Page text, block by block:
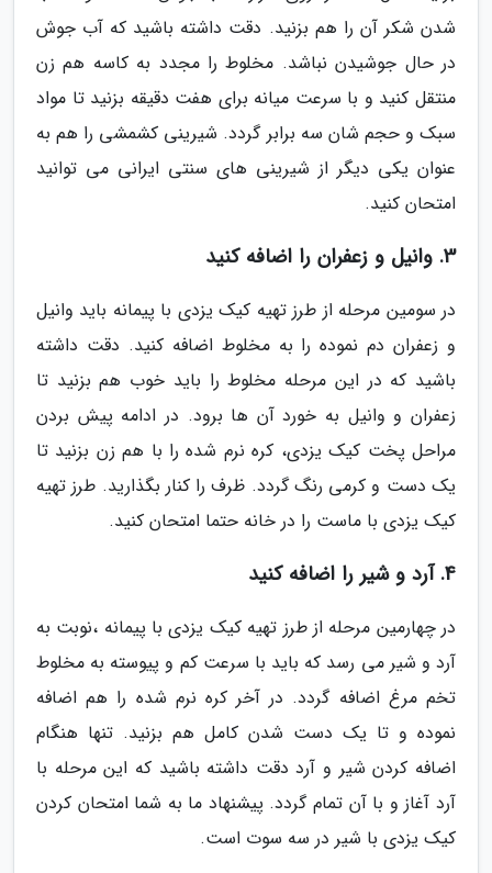
شدن شکر آن را هم بزنید. دقت داشته باشید که آب جوش
در حال جوشیدن نباشد. مخلوط را مجدد به کاسه هم زن
منتقل کنید و با سرعت میانه برای هفت دقیقه بزنید تا مواد
سبک و حجم شان سه برابر گردد. شیرینی کشمشی را هم به
عنوان یکی دیگر از شیرینی های سنتی ایرانی می توانید
امتحان کنید.
3. وانیل و زعفران را اضافه کنید
در سومین مرحله از طرز تهیه کیک یزدی با پیمانه باید وانیل
و زعفران دم نموده را به مخلوط اضافه کنید. دقت داشته
باشید که در این مرحله مخلوط را باید خوب هم بزنید تا
زعفران و وانیل به خورد آن ها برود. در ادامه پیش بردن
مراحل پخت کیک یزدی، کره نرم شده را با هم زن بزنید تا
یک دست و کرمی رنگ گردد. ظرف را کنار بگذارید. طرز تهیه
کیک یزدی با ماست را در خانه حتما امتحان کنید.
4. آرد و شیر را اضافه کنید
در چهارمین مرحله از طرز تهیه کیک یزدی با پیمانه ،نوبت به
آرد و شیر می رسد که باید با سرعت کم و پیوسته به مخلوط
تخم مرغ اضافه گردد. در آخر کره نرم شده را هم اضافه
نموده و تا یک دست شدن کامل هم بزنید. تنها هنگام
اضافه کردن شیر و آرد دقت داشته باشید که این مرحله با
آرد آغاز و با آن تمام گردد. پیشنهاد ما به شما امتحان کردن
کیک یزدی با شیر در سه سوت است.